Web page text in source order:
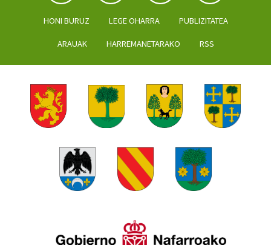
HONI BURUZ LEGE OHARRA PUBLIZITATEA
ARAUAK HARREMANETARAKO RSS